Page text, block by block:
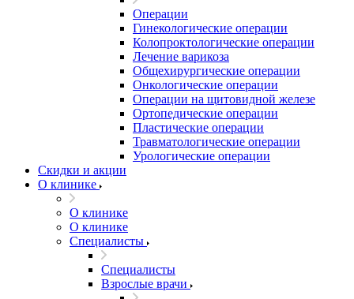
Операции
Гинекологические операции
Колопроктологические операции
Лечение варикоза
Общехирургические операции
Онкологические операции
Операции на щитовидной железе
Ортопедические операции
Пластические операции
Травматологические операции
Урологические операции
Скидки и акции
О клинике
О клинике
О клинике
Специалисты
Специалисты
Взрослые врачи